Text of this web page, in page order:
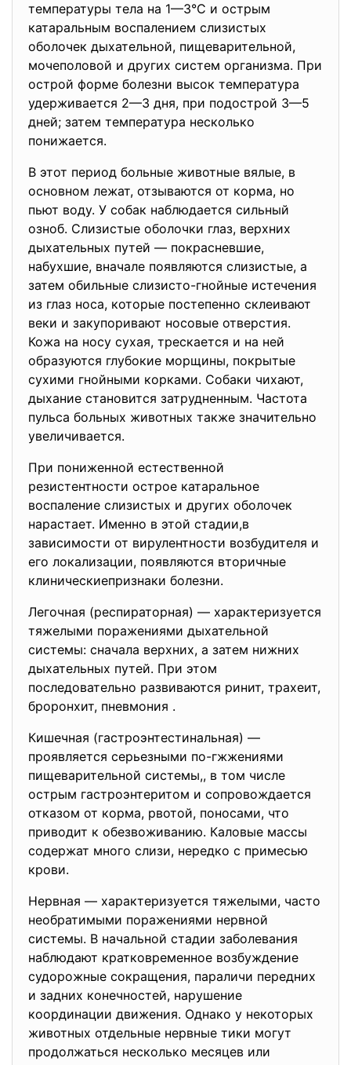
температуры тела на 1—3°С и острым
катаральным воспалением слизистых
оболочек дыхательной, пищеварительной,
мочеполовой и других систем организма. При
острой форме болезни высок температура
удерживается 2—3 дня, при подострой 3—5
дней; затем температура несколько
понижается.
В этот период больные животные вялые, в
основном лежат, отзываются от корма, но
пьют воду. У собак наблюдается сильный
озноб. Слизистые оболочки глаз, верхних
дыхательных путей — покрасневшие,
набухшие, вначале появляются слизистые, а
затем обильные слизисто-гнойные истечения
из глаз носа, которые постепенно склеивают
веки и закупоривают носовые отверстия.
Кожа на носу сухая, трескается и на ней
образуются глубокие морщины, покрытые
сухими гнойными корками. Собаки чихают,
дыхание становится затрудненным. Частота
пульса больных животных также значительно
увеличивается.
При пониженной естественной
резистентности острое катаральное
воспаление слизистых и других оболочек
нарастает. Именно в этой стадии,в
зависимости от вирулентности возбудителя и
его локализации, появляются вторичные
клиническиепризнаки болезни.
Легочная (респираторная) — характеризуется
тяжелыми поражениями дыхательной
системы: сначала верхних, а затем нижних
дыхательных путей. При этом
последовательно развиваются ринит, трахеит,
броронхит, пневмония .
Кишечная (гастроэнтестинальная) —
проявляется серьезными по-гжжениями
пищеварительной системы,, в том числе
острым гастроэнтеритом и сопровождается
отказом от корма, рвотой, поносами, что
приводит к обезвоживанию. Каловые массы
содержат много слизи, нередко с примесью
крови.
Нервная — характеризуется тяжелыми, часто
необратимыми поражениями нервной
системы. В начальной стадии заболевания
наблюдают кратковременное возбуждение
судорожные сокращения, параличи передних
и задних конечностей, нарушение
координации движения. Однако у некоторых
животных отдельные нервные тики могут
продолжаться несколько месяцев или